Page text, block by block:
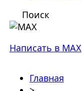
Поиск
Написать в MAX
Главная